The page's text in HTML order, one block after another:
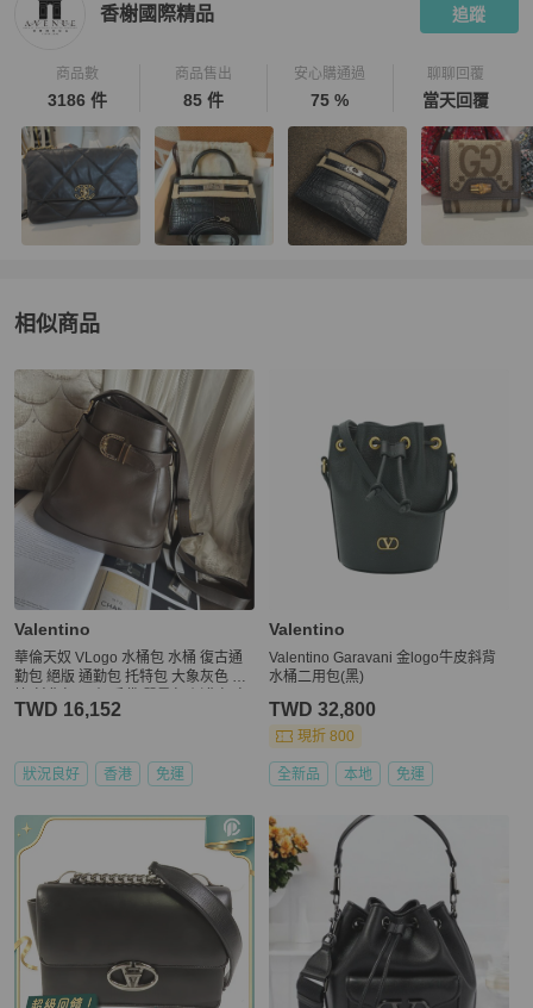
香榭國際精品 追蹤
商品數
3186 件
商品售出
85 件
安心購通過
75 %
聊聊回覆
當天回覆
相似商品
更多相似Valentino女包推薦精品
Valentino
華倫天奴 VLogo 水桶包 水桶 復古通
勤包 絕版 通勤包 托特包 大象灰色 斜
古董包 托特包 Valentino Garavani bu
TWD 16,152
狀況良好 香港 免運
Valentino
Valentino Garavani 金logo牛皮斜背
水桶二用包(黑)
TWD 32,800
現折 800
全新品 本地 免運